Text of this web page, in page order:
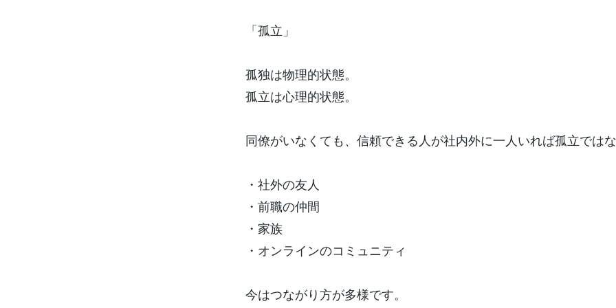
「孤立」
孤独は物理的状態。
孤立は心理的状態。
同僚がいなくても、信頼できる人が社内外に一人いれば孤立では
・社外の友人
・前職の仲間
・家族
・オンラインのコミュニティ
今はつながり方が多様です。